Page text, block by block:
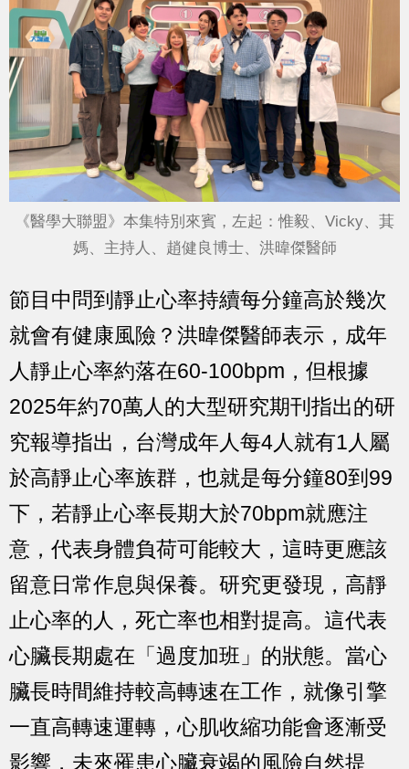
《醫學大聯盟》本集特別來賓，左起：惟毅、Vicky、萁
媽、主持人、趙健良博士、洪暐傑醫師
節目中問到 靜止心率持續每分鐘高於幾次
就會有健康風險？ 洪暐傑醫師表示， 成年
人靜止心率約落在60-100bpm，但根據
2025年約70萬人的大型研究期刊指出的研
究報導指出，台灣成年人每4人就有1人屬
於高靜止心率族群，也就是每分鐘80到99
下， 若靜止心率長期大於70bpm就應注
意，代表身體負荷可能較大，這時更應該
留意日常作息與保養。研究更發現，高靜
止心率的人，死亡率也相對提高。這代表
心臟長期處在「過度加班」的狀態。當心
臟長時間維持較高轉速在工作，就像引擎
一直高轉速運轉，心肌收縮功能會逐漸受
影響，未來罹患心臟衰竭的風險自然提